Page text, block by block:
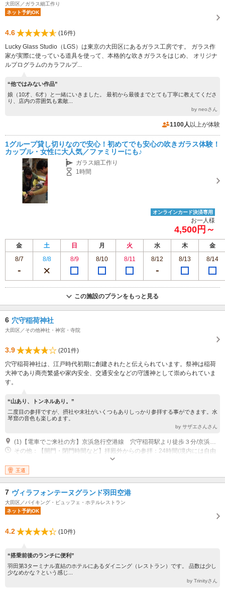
大田区／ガラス細工作り
ネット予約OK
4.6
(16件)
Lucky Glass Studio（LGS）は東京の大田区にあるガラス工房です。 ガラス作
家が実際に使っている道具を使って、本格的な吹きガラスをはじめ、 オリジナ
ルプログラムのカラフルプ...
“他ではみない作品”
娘（10才、6才）と一緒にいきました。 最初から最後までとても丁寧に教えてくださ
り、店内の雰囲気も素敵...
by neoさん
1100人 以上が体験
1グループ貸し切りなので安心！初めてでも安心の吹きガラス体験！
カップル・女性に大人気／ファミリーにも♪
ガラス細工作り
1時間
オンラインカード決済専用
お一人様
4,500円～
金 土 日 月 火 水 木
金
8/7
8/8 8/9 8/10 8/11 8/12 8/13 8/14
この施設のプランをもっと見る
6 穴守稲荷神社
大田区／その他神社・神宮・寺院
3.9
(201件)
穴守稲荷神社は、江戸時代初期に創建されたと伝えられています。祭神は稲荷
大神であり商売繁盛や家内安全、交通安全などの守護神として崇められていま
す。
“山あり、トンネルあり。”
二度目の参拝ですが、摂社や末社がいくつもありしっかり参拝する事ができます。水
琴窟の音色も楽しめます。
by サザエさんさん
その他：【開門・閉門時間など】拝殿外からの参拝：24時間(境内には自由
に入れます) /昇殿参拝・祈祷：9:00～16:00/御守り授与・御朱印：8:30～
17:00 ※いずれも年中無休
王道
7 ヴィラフォンテーヌグランド羽田空港
大田区／バイキング・ビュッフェ・ホテルレストラン
ネット予約OK
4.2 (10件)
“搭乗前後のランチに便利”
羽田第3ターミナル直結のホテルにあるダイニング（レストラン）です。 品数は少し
少なめかな？という感じ...
by Trinityさん